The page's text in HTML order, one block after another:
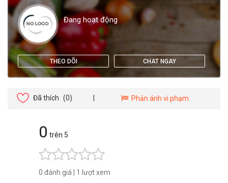
Đang hoạt động
THEO DÕI CHAT NGAY
Đã thích (0) Phản ánh vi phạm
0 trên 5
0 đánh giá 1 lượt xem